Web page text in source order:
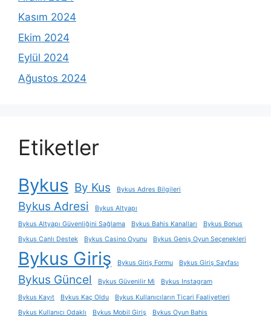
Kasım 2024
Ekim 2024
Eylül 2024
Ağustos 2024
Etiketler
Bykus By Kus Bykus Adres Bilgileri
Bykus Adresi
Bykus Altyapı
Bykus Altyapı Güvenliğini Sağlama
Bykus Bahis Kanalları
Bykus Bonus
Bykus Canlı Destek
Bykus Casino Oyunu Bykus Geniş Oyun Seçenekleri
Bykus Giriş Bykus Giriş Formu Bykus Giriş Sayfası
Bykus Güncel Bykus Güvenilir Mi
Bykus Instagram
Bykus Kayıt
Bykus Kaç Oldu
Bykus Kullanıcıların Ticari Faaliyetleri
Bykus Kullanıcı Odaklı
Bykus Mobil Giriş
Bykus Oyun Bahis